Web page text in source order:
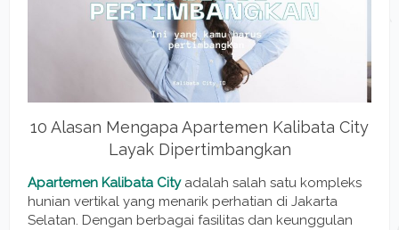
10 Alasan Mengapa Apartemen Kalibata City
Layak Dipertimbangkan
Apartemen Kalibata Cityadalah salah satu kompleks
hunian vertikal yang menarik perhatian di Jakarta
Selatan. Dengan berbagai fasilitas dan keunggulan